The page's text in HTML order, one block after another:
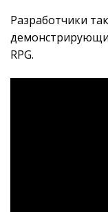
Разработчики
RPG.